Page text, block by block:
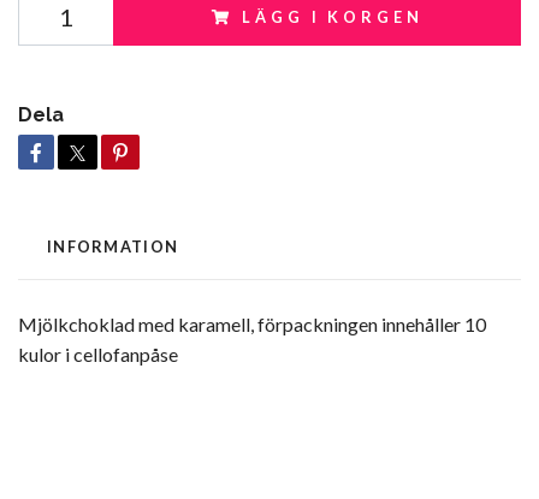
LÄGG I KORGEN
Dela
INFORMATION
Mjölkchoklad med karamell, förpackningen innehåller 10
kulor i cellofanpåse